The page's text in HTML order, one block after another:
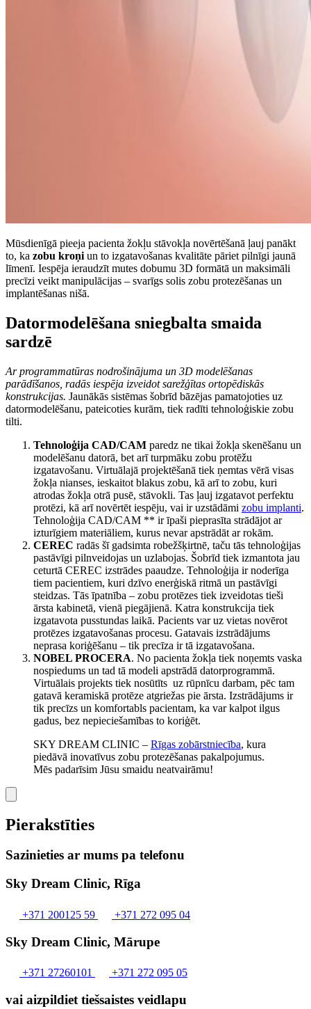
Mūsdienīgā pieeja pacienta žokļu stāvokļa novērtēšanā ļauj panākt
to, ka zobu kroņi un to izgatavošanas kvalitāte pāriet pilnīgi jaunā
līmenī. Iespēja ieraudzīt mutes dobumu 3D formātā un maksimāli
precīzi veikt manipulācijas – svarīgs solis zobu protezēšanas un
implantēšanas nišā.
Datormodelēšana sniegbalta smaida
sardzē
Ar programmatūras nodrošinājuma un 3D modelēšanas
parādīšanos, radās iespēja izveidot sarežģītas ortopēdiskās
konstrukcijas. Jaunākās sistēmas šobrīd bāzējas pamatojoties uz
datormodelēšanu, pateicoties kurām, tiek radīti tehnoloģiskie zobu
tilti.
Tehnoloģija CAD/CAM paredz ne tikai žokļa skenēšanu un
modelēšanu datorā, bet arī turpmāku zobu protēžu
izgatavošanu. Virtuālajā projektēšanā tiek ņemtas vērā visas
žokļa nianses, ieskaitot blakus zobu, kā arī to zobu, kuri
atrodas žokļa otrā pusē, stāvokli. Tas ļauj izgatavot perfektu
protēzi, kā arī novērtēt iespēju, vai ir uzstādāmi zobu implanti.
Tehnoloģija CAD/CAM ** ir īpaši pieprasīta strādājot ar
izturīgiem materiāliem, kurus nevar apstrādāt ar rokām.
CEREC radās šī gadsimta robežšķirtnē, taču tās tehnoloģijas
pastāvīgi pilnveidojas un uzlabojas. Šobrīd tiek izmantota jau
ceturtā CEREC izstrādes paaudze. Tehnoloģija ir noderīga
tiem pacientiem, kuri dzīvo enerģiskā ritmā un pastāvīgi
steidzas. Tās īpatnība – zobu protēzes tiek izveidotas tieši
ārsta kabinetā, vienā piegājienā. Katra konstrukcija tiek
izgatavota pusstundas laikā. Pacients var uz vietas novērot
protēzes izgatavošanas procesu. Gatavais izstrādājums
neprasa koriģēšanu – tik precīza ir tā izgatavošana.
NOBEL PROCERA. No pacienta žokļa tiek noņemts vaska
nospiedums un tad tā modeli apstrādā datorprogrammā.
Virtuālais projekts tiek nosūtīts uz rūpnīcu darbam, pēc tam
gatavā keramiskā protēze atgriežas pie ārsta. Izstrādājums ir
tik precīzs un komfortabls pacientam, ka var kalpot ilgus
gadus, bez nepieciešamības to koriģēt.
SKY DREAM CLINIC – Rīgas zobārstniecība, kura
piedāvā inovatīvus zobu protezēšanas pakalpojumus.
Mēs padarīsim Jūsu smaidu neatvairāmu!
Pierakstīties
Sazinieties ar mums pa telefonu
Sky Dream Clinic, Rīga
+371 200125 59 +371 272 095 04
Sky Dream Clinic, Mārupe
+371 27260101 +371 272 095 05
vai aizpildiet tiešsaistes veidlapu